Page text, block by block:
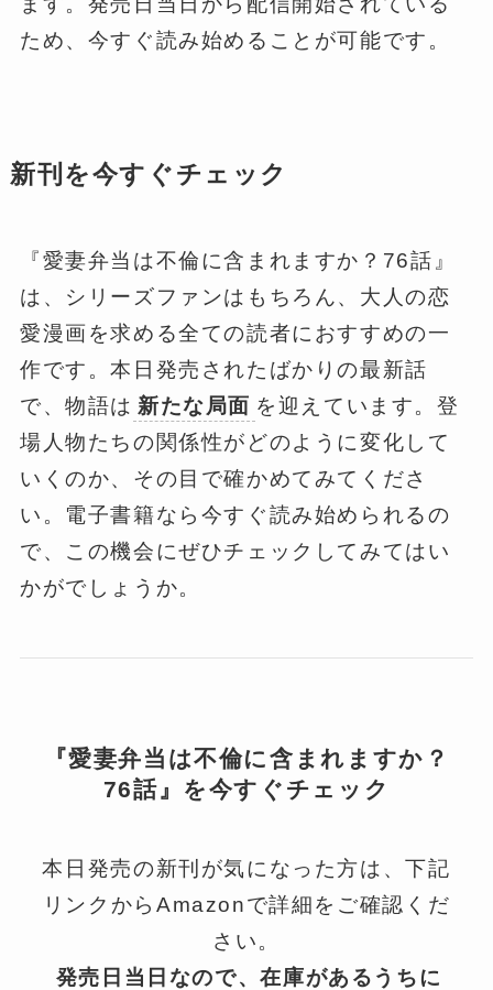
ため、今すぐ読み始めることが可能です。
新刊を今すぐチェック
『愛妻弁当は不倫に含まれますか？76話』
は、シリーズファンはもちろん、大人の恋
愛漫画を求める全ての読者におすすめの一
作です。本日発売されたばかりの最新話
で、物語は 新たな局面 を迎えています。登
場人物たちの関係性がどのように変化して
いくのか、その目で確かめてみてくださ
い。電子書籍なら今すぐ読み始められるの
で、この機会にぜひチェックしてみてはい
かがでしょうか。
『愛妻弁当は不倫に含まれますか？
76話』を今すぐチェック
本日発売の新刊が気になった方は、下記
リンクからAmazonで詳細をご確認くだ
さい。
発売日当日なので、在庫があるうちに